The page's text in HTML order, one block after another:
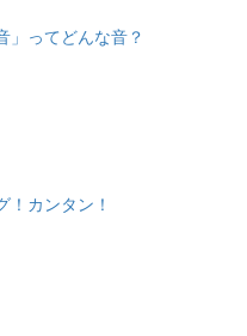
」ってどんな音？
！カンタン！